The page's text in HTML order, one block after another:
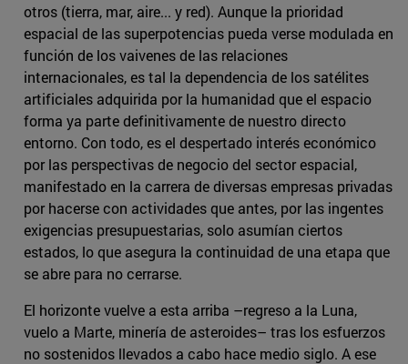
otros (tierra, mar, aire... y red). Aunque la prioridad
espacial de las superpotencias pueda verse modulada en
función de los vaivenes de las relaciones
internacionales, es tal la dependencia de los satélites
artificiales adquirida por la humanidad que el espacio
forma ya parte definitivamente de nuestro directo
entorno. Con todo, es el despertado interés económico
por las perspectivas de negocio del sector espacial,
manifestado en la carrera de diversas empresas privadas
por hacerse con actividades que antes, por las ingentes
exigencias presupuestarias, solo asumían ciertos
estados, lo que asegura la continuidad de una etapa que
se abre para no cerrarse.
El horizonte vuelve a esta arriba –regreso a la Luna,
vuelo a Marte, minería de asteroides– tras los esfuerzos
no sostenidos llevados a cabo hace medio siglo. A ese